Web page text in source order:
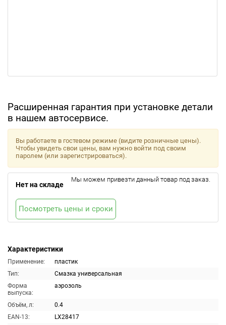
Расширенная гарантия при установке детали
в нашем автосервисе.
Характеристики
Применение:
пластик
Тип:
Смазка универсальная
Форма
выпуска:
аэрозоль
Объём, л:
0.4
EAN-13:
LX28417
Вы работаете в гостевом режиме (видите розничные цены).
Чтобы увидеть свои цены, вам нужно войти под своим
паролем (или зарегистрироваться).
Нет на складе
Мы можем привезти данный товар под заказ.
Посмотреть цены и сроки